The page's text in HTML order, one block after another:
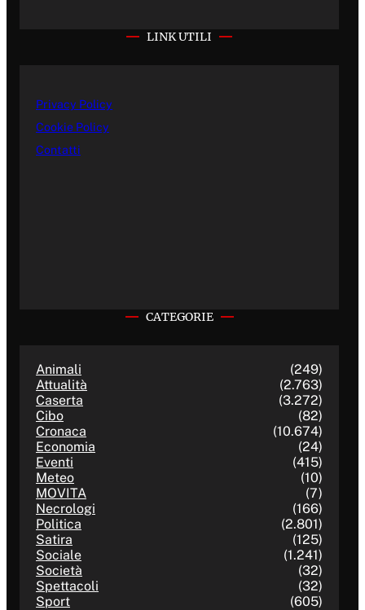
LINK UTILI
Privacy Policy
Cookie Policy
Contatti
CATEGORIE
Animali
(249)
Attualità
(2.763)
Caserta
(3.272)
Cibo
(82)
Cronaca
(10.674)
Economia
(24)
Eventi
(415)
Meteo
(10)
MOVITA
(7)
Necrologi
(166)
Politica
(2.801)
Satira
(125)
Sociale
(1.241)
Società
(32)
Spettacoli
(32)
Sport
(605)